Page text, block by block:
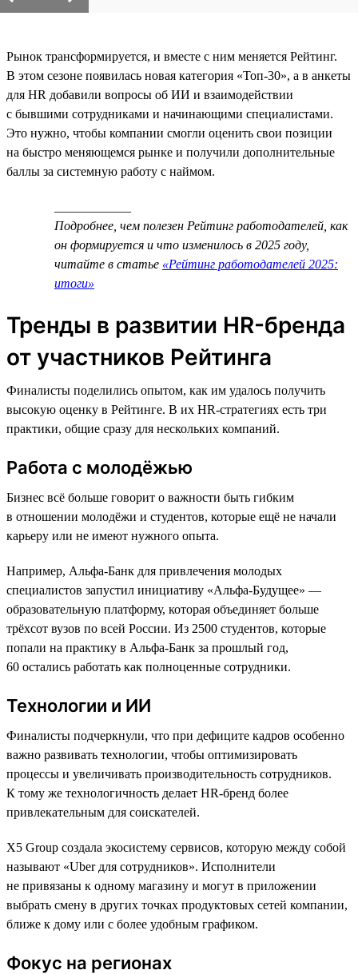
Рынок трансформируется, и вместе с ним меняется Рейтинг.
В этом сезоне появилась новая категория «Топ-30», а в анкеты
для HR добавили вопросы об ИИ и взаимодействии
с бывшими сотрудниками и начинающими специалистами.
Это нужно, чтобы компании смогли оценить свои позиции
на быстро меняющемся рынке и получили дополнительные
баллы за системную работу с наймом.
Подробнее, чем полезен Рейтинг работодателей, как
он формируется и что изменилось в 2025 году,
читайте в статье «Рейтинг работодателей 2025:
итоги»
Тренды в развитии HR-бренда
от участников Рейтинга
Финалисты поделились опытом, как им удалось получить
высокую оценку в Рейтинге. В их HR-стратегиях есть три
практики, общие сразу для нескольких компаний.
Работа с молодёжью
Бизнес всё больше говорит о важности быть гибким
в отношении молодёжи и студентов, которые ещё не начали
карьеру или не имеют нужного опыта.
Например, Альфа-Банк для привлечения молодых
специалистов запустил инициативу «Альфа-Будущее» —
образовательную платформу, которая объединяет больше
трёхсот вузов по всей России. Из 2500 студентов, которые
попали на практику в Альфа-Банк за прошлый год,
60 остались работать как полноценные сотрудники.
Технологии и ИИ
Финалисты подчеркнули, что при дефиците кадров особенно
важно развивать технологии, чтобы оптимизировать
процессы и увеличивать производительность сотрудников.
К тому же технологичность делает HR-бренд более
привлекательным для соискателей.
X5 Group создала экосистему сервисов, которую между собой
называют «Uber для сотрудников». Исполнители
не привязаны к одному магазину и могут в приложении
выбрать смену в других точках продуктовых сетей компании,
ближе к дому или с более удобным графиком.
Фокус на регионах